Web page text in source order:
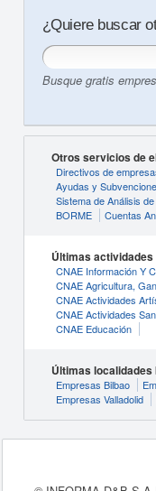
¿Quiere buscar
Busque gratis
Otros servicios de
Directivos de
Ayudas y
Sistema de Análisis
BORME
Cuentas
Últimas
CNAE Información Y
CNAE Agricultura,
CNAE Actividades
CNAE Actividades
CNAE Educación
Últimas localidades
Empresas Bilbao
Empresas Valladolid